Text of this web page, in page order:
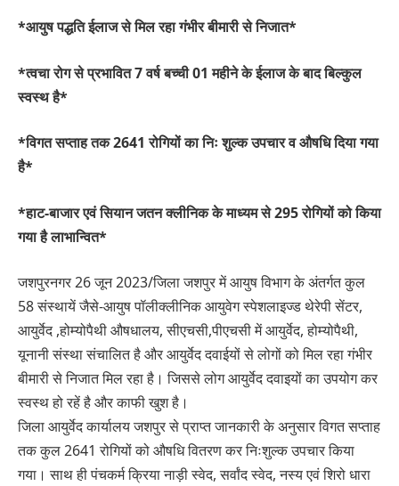
*आयुष पद्धति ईलाज से मिल रहा गंभीर बीमारी से निजात*
*त्वचा रोग से प्रभावित 7 वर्ष बच्ची 01 महीने के ईलाज के बाद बिल्कुल
स्वस्थ है*
*विगत सप्ताह तक 2641 रोगियों का निः शुल्क उपचार व औषधि दिया गया
है*
*हाट-बाजार एवं सियान जतन क्लीनिक के माध्यम से 295 रोगियों को किया
गया है लाभान्वित*
जशपुरनगर 26 जून 2023/जिला जशपुर में आयुष विभाग के अंतर्गत कुल
58 संस्थायें जैसे-आयुष पॉलीक्लीनिक आयुवेग स्पेशलाइज्ड थेरेपी सेंटर,
आयुर्वेद ,होम्योपैथी औषधालय, सीएचसी,पीएचसी में आयुर्वेद, होम्योपैथी,
यूनानी संस्था संचालित है और आयुर्वेद दवाईयों से लोगों को मिल रहा गंभीर
बीमारी से निजात मिल रहा है। जिससे लोग आयुर्वेद दवाइयों का उपयोग कर
स्वस्थ हो रहें है और काफी खुश है।
जिला आयुर्वेद कार्यालय जशपुर से प्राप्त जानकारी के अनुसार विगत सप्ताह
तक कुल 2641 रोगियों को औषधि वितरण कर निःशुल्क उपचार किया
गया। साथ ही पंचकर्म क्रिया नाड़ी स्वेद, सर्वांद स्वेद, नस्य एवं शिरो धारा